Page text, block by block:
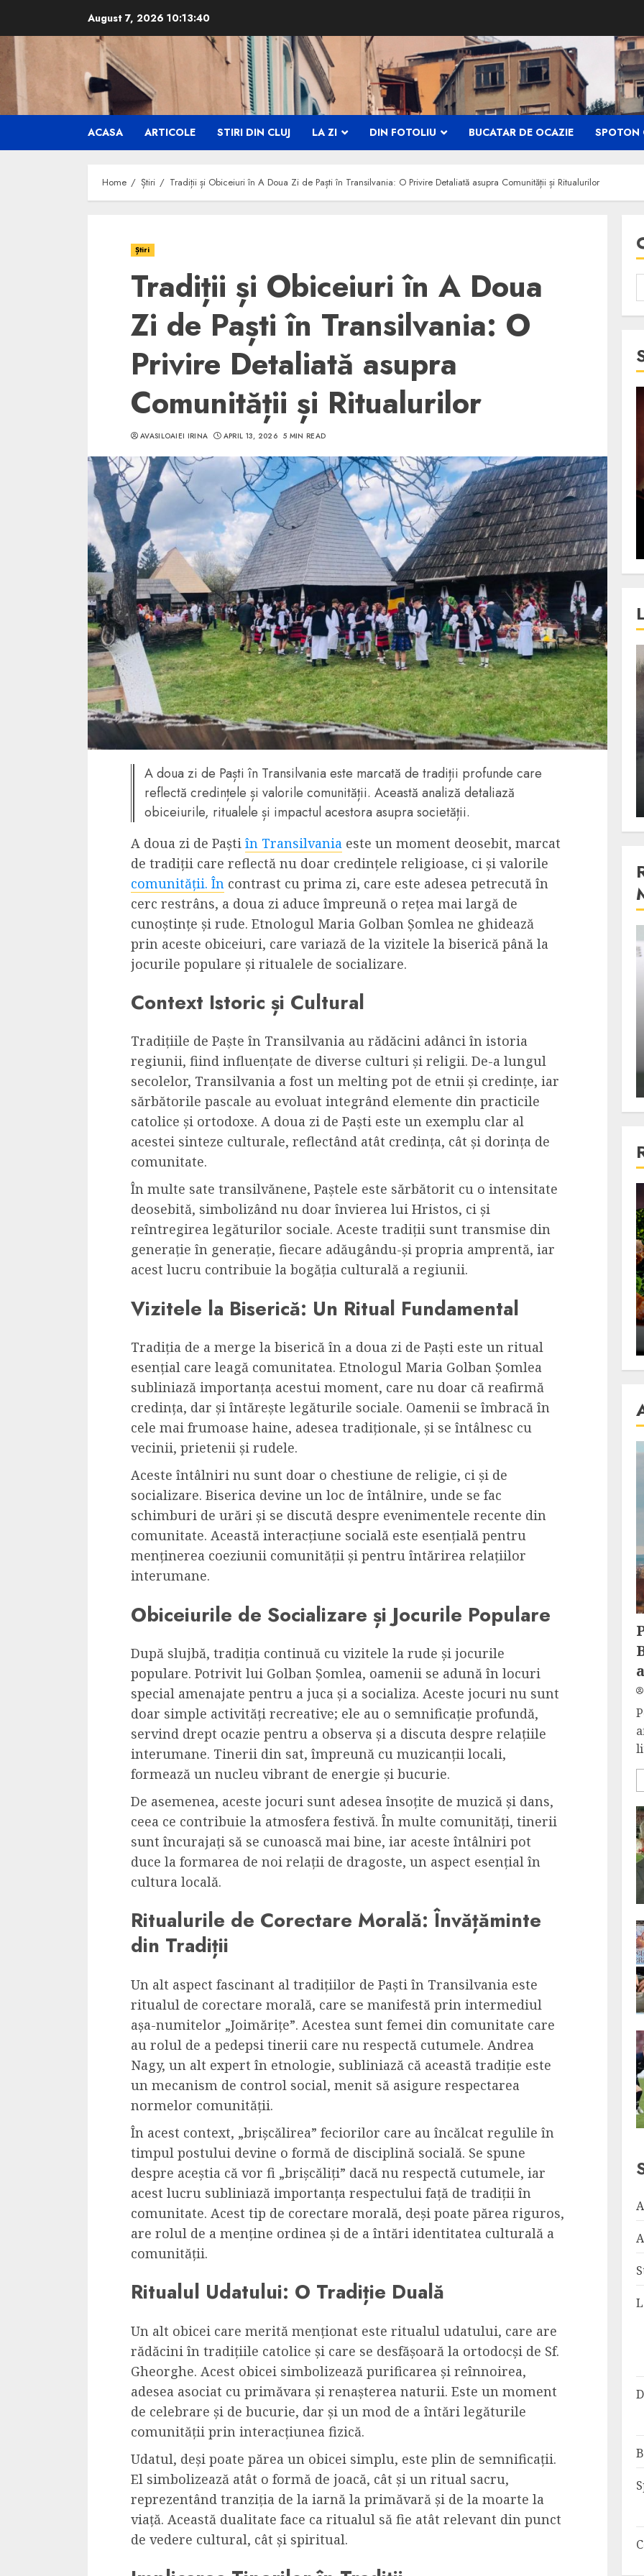
content
August 7, 2026 10:13:41
ACASA ARTICOLE STIRI DIN CLUJ LA ZI DIN FOTOLIU BUCATAR DE OCAZIE SPOTON
Home Știri Tradiții și Obiceiuri în A Doua Zi de Paști în Transilvania: O Privire Detaliată asupra Comunității și Ritualurilor
Știri
Tradiții și Obiceiuri în A Doua
Zi de Paști în Transilvania: O
Privire Detaliată asupra
Comunității și Ritualurilor
AVASILOAIEI IRINA APRIL 13, 2026 5 MIN READ
A doua zi de Paști în Transilvania este marcată de tradiții profunde care
reflectă credințele și valorile comunității. Această analiză detaliază
obiceiurile, ritualele și impactul acestora asupra societății.
A doua zi de Paști în Transilvania este un moment deosebit, marcat
de tradiții care reflectă nu doar credințele religioase, ci și valorile
comunității. În contrast cu prima zi, care este adesea petrecută în
cerc restrâns, a doua zi aduce împreună o rețea mai largă de
cunoștințe și rude. Etnologul Maria Golban Șomlea ne ghidează
prin aceste obiceiuri, care variază de la vizitele la biserică până la
jocurile populare și ritualele de socializare.
Context Istoric și Cultural
Tradițiile de Paște în Transilvania au rădăcini adânci în istoria
regiunii, fiind influențate de diverse culturi și religii. De-a lungul
secolelor, Transilvania a fost un melting pot de etnii și credințe, iar
sărbătorile pascale au evoluat integrând elemente din practicile
catolice și ortodoxe. A doua zi de Paști este un exemplu clar al
acestei sinteze culturale, reflectând atât credința, cât și dorința de
comunitate.
În multe sate transilvănene, Paștele este sărbătorit cu o intensitate
deosebită, simbolizând nu doar învierea lui Hristos, ci și
reîntregirea legăturilor sociale. Aceste tradiții sunt transmise din
generație în generație, fiecare adăugându-și propria amprentă, iar
acest lucru contribuie la bogăția culturală a regiunii.
Vizitele la Biserică: Un Ritual Fundamental
Tradiția de a merge la biserică în a doua zi de Paști este un ritual
esențial care leagă comunitatea. Etnologul Maria Golban Șomlea
subliniază importanța acestui moment, care nu doar că reafirmă
credința, dar și întărește legăturile sociale. Oamenii se îmbracă în
cele mai frumoase haine, adesea tradiționale, și se întâlnesc cu
vecinii, prietenii și rudele.
Aceste întâlniri nu sunt doar o chestiune de religie, ci și de
socializare. Biserica devine un loc de întâlnire, unde se fac
schimburi de urări și se discută despre evenimentele recente din
comunitate. Această interacțiune socială este esențială pentru
menținerea coeziunii comunității și pentru întărirea relațiilor
interumane.
Obiceiurile de Socializare și Jocurile Populare
După slujbă, tradiția continuă cu vizitele la rude și jocurile
populare. Potrivit lui Golban Șomlea, oamenii se adună în locuri
special amenajate pentru a juca și a socializa. Aceste jocuri nu sunt
doar simple activități recreative; ele au o semnificație profundă,
servind drept ocazie pentru a observa și a discuta despre relațiile
interumane. Tinerii din sat, împreună cu muzicanții locali,
formează un nucleu vibrant de energie și bucurie.
De asemenea, aceste jocuri sunt adesea însoțite de muzică și dans,
ceea ce contribuie la atmosfera festivă. În multe comunități, tinerii
sunt încurajați să se cunoască mai bine, iar aceste întâlniri pot
duce la formarea de noi relații de dragoste, un aspect esențial în
cultura locală.
Ritualurile de Corectare Morală: Învățăminte
din Tradiții
Un alt aspect fascinant al tradițiilor de Paști în Transilvania este
ritualul de corectare morală, care se manifestă prin intermediul
așa-numitelor „Joimărițe”. Acestea sunt femei din comunitate care
au rolul de a pedepsi tinerii care nu respectă cutumele. Andrea
Nagy, un alt expert în etnologie, subliniază că această tradiție este
un mecanism de control social, menit să asigure respectarea
normelor comunității.
În acest context, „brișcălirea” feciorilor care au încălcat regulile în
timpul postului devine o formă de disciplină socială. Se spune
despre aceștia că vor fi „brișcăliți” dacă nu respectă cutumele, iar
acest lucru subliniază importanța respectului față de tradiții în
comunitate. Acest tip de corectare morală, deși poate părea riguros,
are rolul de a menține ordinea și de a întări identitatea culturală a
comunității.
Ritualul Udatului: O Tradiție Duală
Un alt obicei care merită menționat este ritualul udatului, care are
rădăcini în tradițiile catolice și care se desfășoară la ortodocși de Sf.
Gheorghe. Acest obicei simbolizează purificarea și reînnoirea,
adesea asociat cu primăvara și renașterea naturii. Este un moment
de celebrare și de bucurie, dar și un mod de a întări legăturile
comunității prin interacțiunea fizică.
Udatul, deși poate părea un obicei simplu, este plin de semnificații.
El simbolizează atât o formă de joacă, cât și un ritual sacru,
reprezentând tranziția de la iarnă la primăvară și de la moarte la
viață. Această dualitate face ca ritualul să fie atât relevant din punct
de vedere cultural, cât și spiritual.
5 min read
SpotOn Cluj
Ce poti vizita in jurul
Clujului cand te afli intr-un
weekend prelungit in
“Orasul Comoara”?
ALEXANDRU S. MAY 31, 2023
4 min read
Festivalurile Clujului. De
ce atrage Clujul tinerii si
pe cei mai in varsta an de
an?
ALEXANDRU S. DECEMBER 13, 2023
4 min read
La zi
Razboiul din Gaza, scanteia
Mijlociu?
ALEXANDRU S. NOVEMBER 1, 2023
3 min read
Stiinta
Lumina ar putea contribui
natura
ALEXANDRU S. DECEMBER 27, 2023
3 min read
Din fotoliu
Onoare printre hoti, un
film ca un joc care te
cucereste de la primele
cadre
ALEXANDRU S. MAY 17, 2023
4 min read
nivelul asteptarilor
publicului si criticilor
ALEXANDRU S. DECEMBER 6, 2023
Bucatar de ocazie
Cele mai delicioase retete
cu piept de curcan
Bucatar de ocazie
3 retete delicioase in care
carnea de rata e vedeta
incontestabila